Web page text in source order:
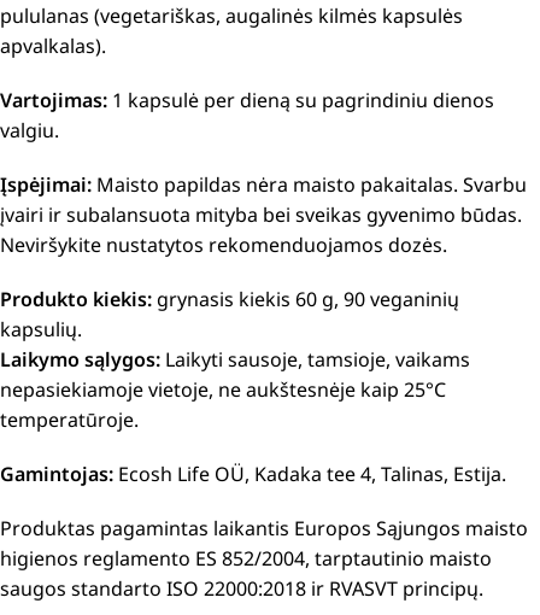
pululanas (vegetariškas, augalinės kilmės kapsulės
apvalkalas).
Vartojimas: 1 kapsulė per dieną su pagrindiniu dienos
valgiu.
Įspėjimai: Maisto papildas nėra maisto pakaitalas. Svarbu
įvairi ir subalansuota mityba bei sveikas gyvenimo būdas.
Neviršykite nustatytos rekomenduojamos dozės.
Produkto kiekis: grynasis kiekis 60 g, 90 veganinių
kapsulių.
Laikymo sąlygos: Laikyti sausoje, tamsioje, vaikams
nepasiekiamoje vietoje, ne aukštesnėje kaip 25°C
temperatūroje.
Gamintojas: Ecosh Life OÜ, Kadaka tee 4, Talinas, Estija.
Produktas pagamintas laikantis Europos Sąjungos maisto
higienos reglamento ES 852/2004, tarptautinio maisto
saugos standarto ISO 22000:2018 ir RVASVT principų.